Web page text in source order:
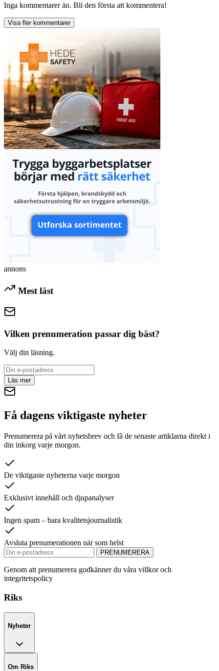
Inga kommentarer än. Bli den första att kommentera!
Visa fler kommentarer
annons
Mest läst
Vilken prenumeration passar dig bäst?
Välj din läsning.
Läs mer
Få dagens viktigaste nyheter
Prenumerera på vårt nyhetsbrev och få de senaste artiklarna direkt i
din inkorg varje morgon.
De viktigaste nyheterna varje morgon
Exklusivt innehåll och djupanalyser
Ingen spam – bara kvalitetsjournalistik
Avsluta prenumerationen när som helst
PRENUMERERA
Genom att prenumerera godkänner du våra villkor och
integritetspolicy
Riks
Nyheter
Om Riks